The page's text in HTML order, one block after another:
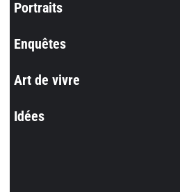
Portraits
Enquêtes
Art de vivre
Idées